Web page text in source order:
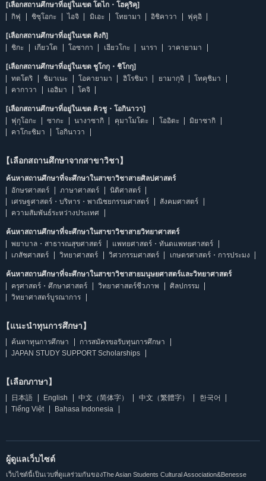
[เลือกสถานศึกษาที่อยู่ในเขต โตไก・โฮคุริคุ]
กิฟุ
ชิซุโอกะ ไอจิ มิเอะ โทยามา อิชิคาวา ฟุคุอิ
[เลือกสถานศึกษาที่อยู่ในเขต คิงกิ]
ชิกะ
เกียวโต โอซากา เฮียวโกะ นารา วาคายามา
[เลือกสถานศึกษาที่อยู่ในเขต ชูโกกุ・ชิโกกุ]
ทตโตริ
ชิมาเนะ โอคายามา ฮิโรชิมา ยามากุจิ
โทคุชิมา
คากาวา
เอฮิมา โคจิ
[เลือกสถานศึกษาที่อยู่ในเขต คิวชู・โอกินาวา]
ฟุกุโอกะ
ซากะ นางาซากิ คุมาโมโตะ โออิตะ
มิยาซากิ
คาโกะชิมา
โอกินาวา
【เลือกสถานศึกษาจากสาขาวิชา】
ค้นหาสถานศึกษาที่จะศึกษาในสาขาวิชาสายศิลปศาสตร์
อักษรศาสตร์
ภาษาศาสตร์
นิติศาสตร์
เศรษฐศาสตร์・บริหาร・พาณิชยกรรมศาสตร์
สังคมศาสตร์
ความสัมพันธ์ระหว่างประเทศ
ค้นหาสถานศึกษาที่จะศึกษาในสาขาวิชาสายวิทยาศาสตร์
พยาบาล・สาธารณสุขศาสตร์
แพทยศาสตร์・ทันตแพทยศาสตร์
เภสัชศาสตร์
วิทยาศาสตร์ วิศวกรรมศาสตร์ เกษตรศาสตร์・การประมง
ค้นหาสถานศึกษาที่จะศึกษาในสาขาวิชาสายมนุษยศาสตร์และวิทยาศาสตร์
ครุศาสตร์・ศึกษาศาสตร์
วิทยาศาสตร์ชีวภาพ
ศิลปกรรม
วิทยาศาสตร์บูรณาการ
【แนะนำทุนการศึกษา】
ค้นหาทุนการศึกษา
การสมัครขอรับทุนการศึกษา
JAPAN STUDY SUPPORT Scholarships
【เลือกภาษา】
日本語 English 中文（简体字） 中文（繁體字）
한국어
Tiếng Việt
Bahasa Indonesia
ผู้ดูแลเว็บไซต์
เว็บไซต์นี้เป็นเวบที่ดูแลร่วมกันของThe Asian Students Cultural Association&Benesse